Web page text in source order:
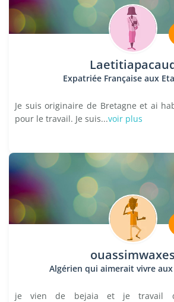
Expatriée Française aux
Je suis originaire de Bretagne et ai
pour le travail. Je suis...voir plus
ouassimwaxes
Algérien qui aimerait vivre
je vien de bejaia et je travail